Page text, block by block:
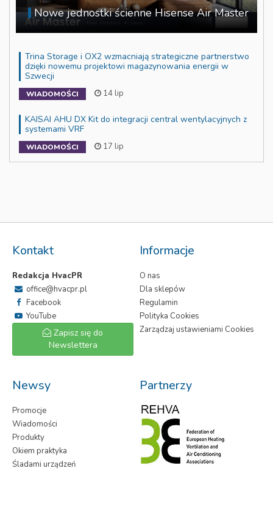
Nowe jednostki ścienne Hisense Air Master
Trina Storage i OX2 wzmacniają strategiczne partnerstwo
dzięki nowemu projektowi magazynowania energii w
Szwecji
WIADOMOŚCI 14 lip
KAISAI AHU DX Kit do integracji central wentylacyjnych z
systemami VRF
WIADOMOŚCI 17 lip
Kontakt
Redakcja HvacPR
office@hvacpr.pl
Facebook
YouTube
Zapisz się do
Newslettera
Informacje
O nas
Dla sklepów
Regulamin
Polityka Cookies
Zarządzaj ustawieniami Cookies
Newsy
Promocje
Wiadomości
Produkty
Okiem praktyka
Śladami urządzeń
Partnerzy